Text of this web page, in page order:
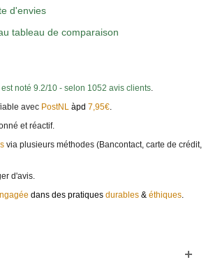
d'envies
tableau de comparaison
est noté 9.2/10 - selon 1052 avis clients.
avec PostNL àpd 7,95€.
et réactif.
via plusieurs méthodes (Bancontact, carte de crédit,
d'avis.
dans des pratiques durables & éthiques.